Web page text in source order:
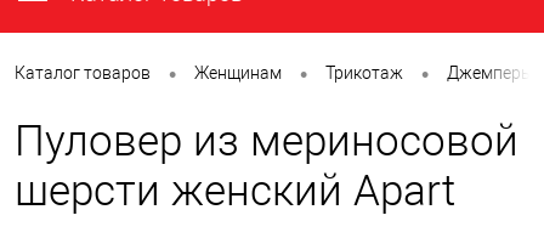
Каталог товаров • Женщинам • Трикотаж • Джемперы
Пуловер из мериносовой
шерсти женский Apart